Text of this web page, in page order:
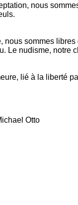
nous
nous sommes
Le nudisme, notre
lié à la liberté
Otto